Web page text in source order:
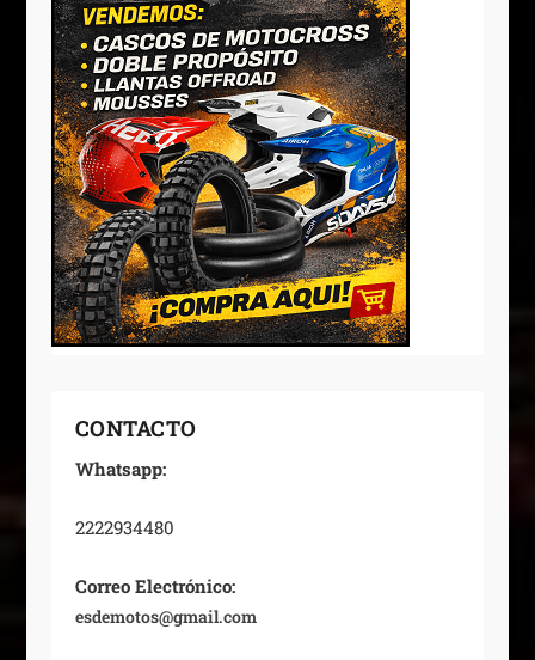
CONTACTO
Whatsapp:
2222934480
Correo Electrónico:
esdemotos@gmail.com